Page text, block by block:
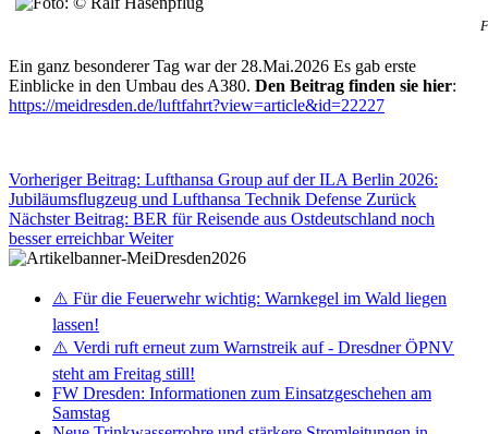
Ein ganz besonderer Tag war der 28.Mai.2026 Es gab erste
Einblicke in den Umbau des A380. Den Beitrag finden sie hier:
https://meidresden.de/luftfahrt?view=article&id=22227
Vorheriger Beitrag: Lufthansa Group auf der ILA Berlin 2026:
Jubiläumsflugzeug und Lufthansa Technik Defense Zurück
Nächster Beitrag: BER für Reisende aus Ostdeutschland noch
besser erreichbarWeiter
⚠️ Für die Feuerwehr wichtig: Warnkegel im Wald liegen
lassen!
⚠️ Verdi ruft erneut zum Warnstreik auf - Dresdner ÖPNV
steht am Freitag still!
FW Dresden: Informationen zum Einsatzgeschehen am
Samstag